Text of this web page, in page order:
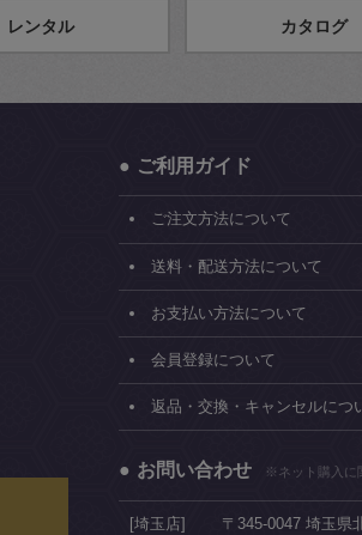
レンタル カタログ
ご利用ガイド
ご注文方法について
送料・配送方法について
お支払い方法について
会員登録について
返品・交換・キャンセルにつ
お問い合わせ ※ネット購入に
[埼玉店] 〒345-0047 埼玉県